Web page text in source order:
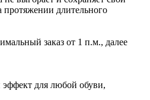
длительного
заказ от 1 п.м., далее
для любой обуви,